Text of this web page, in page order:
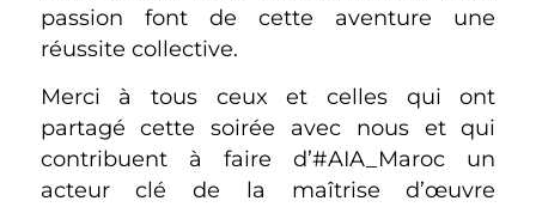
passion font de cette aventure une
réussite collective.
Merci à tous ceux et celles qui ont
partagé cette soirée avec nous et qui
contribuent à faire d’#AIA_Maroc un
acteur clé de la maîtrise d’œuvre